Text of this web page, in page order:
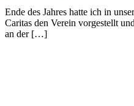
Ende des Jahres hatte ich in
Caritas den Verein vorgestellt
an der […]